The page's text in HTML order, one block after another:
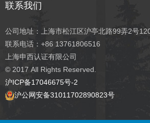
联系我们
公司地址：上海市松江区沪亭北路99弄2号
联系电话：+86 13761806516
上海申西认证有限公司
© 2017 All Rights Reserved.
沪ICP备17046675号-2
沪公网安备31011702890823号